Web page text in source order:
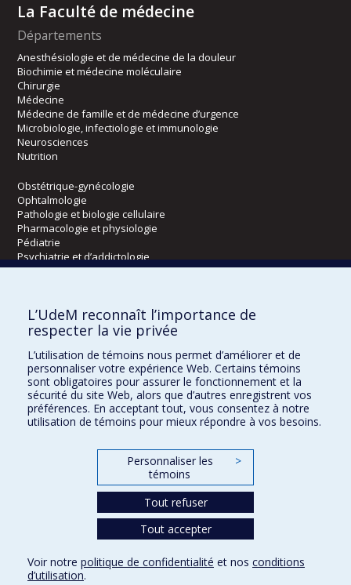
La Faculté de médecine
Départements
Anesthésiologie et de médecine de la douleur
Biochimie et médecine moléculaire
Chirurgie
Médecine
Médecine de famille et de médecine d’urgence
Microbiologie, infectiologie et immunologie
Neurosciences
Nutrition
Obstétrique-gynécologie
Ophtalmologie
Pathologie et biologie cellulaire
Pharmacologie et physiologie
Pédiatrie
Psychiatrie et d’addictologie
Radiologie, radio-oncologie et médecine nucléaire
Écoles
Orthophonie et audiologie
Réadaptation
Directions
Confidentialité Conditions d’utilisation Paramètres des témoins
L’UdeM reconnaît l’importance de
respecter la vie privée
L’utilisation de témoins nous permet d’améliorer et de
personnaliser votre expérience Web. Certains témoins
sont obligatoires pour assurer le fonctionnement et la
sécurité du site Web, alors que d’autres enregistrent vos
préférences. En acceptant tout, vous consentez à notre
utilisation de témoins pour mieux répondre à vos besoins.
Personnaliser les
témoins
>
Tout refuser
Tout accepter
Voir notre politique de confidentialité et nos conditions
d’utilisation.